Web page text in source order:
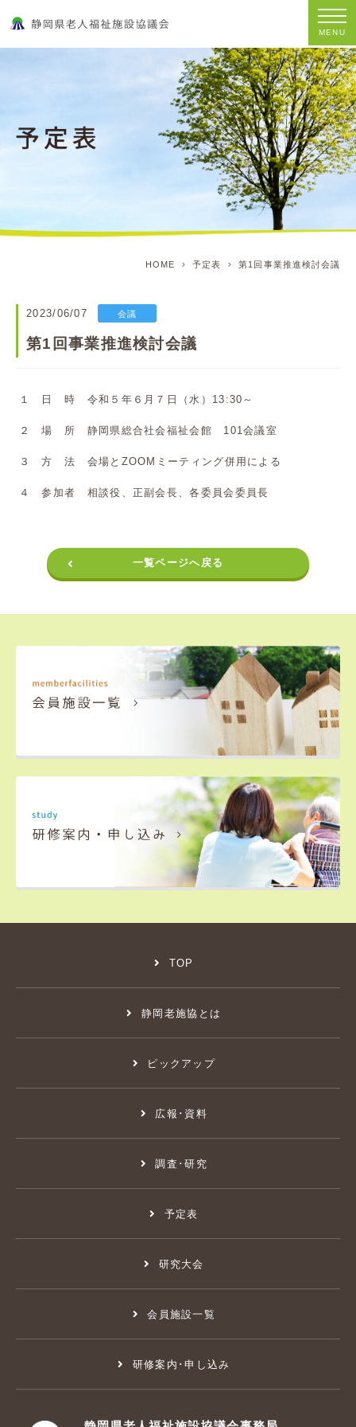
MENU
HOME 予定表 第1回事業推進検討会議
2023/06/07 会議
第1回事業推進検討会議
１ 日 時 令和５年６月７日（水）13:30～
２ 場 所 静岡県総合社会福祉会館 101会議室
３ 方 法 会場とZOOMミーティング併用による
４ 参加者 相談役、正副会長、各委員会委員長
一覧ページへ戻る
TOP
静岡老施協とは
ピックアップ
広報･資料
調査･研究
予定表
研究大会
会員施設一覧
研修案内･申し込み